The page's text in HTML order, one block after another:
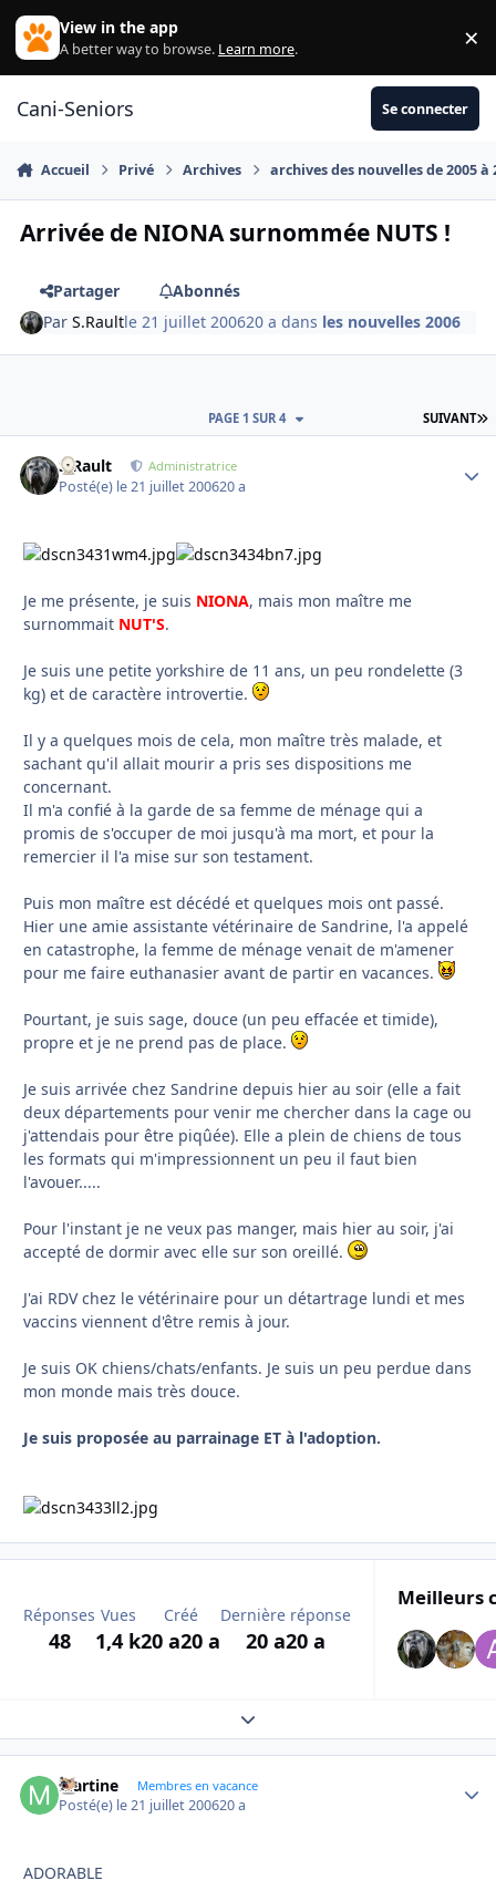
Aller au contenu
View in the app
A better way to browse. Learn more. ×
Cani-Seniors Se connecter
Accueil Privé Archives archives des nouvelles de 2005 à
Arrivée de NIONA surnommée NUTS !
Partager
Abonnés
ParS.Raultle 21 juillet 200620 a dans les nouvelles 2006
SUIVANT
PAGE 1 SUR 4
S.Rault Administratrice
Posté(e) le 21 juillet 200620 a
Je me présente, je suis NIONA, mais mon maître me
surnommait NUT'S.
Je suis une petite yorkshire de 11 ans, un peu rondelette (3
kg) et de caractère introvertie.
Il y a quelques mois de cela, mon maître très malade, et
sachant qu'il allait mourir a pris ses dispositions me
concernant.
Il m'a confié à la garde de sa femme de ménage qui a
promis de s'occuper de moi jusqu'à ma mort, et pour la
remercier il l'a mise sur son testament.
Puis mon maître est décédé et quelques mois ont passé.
Hier une amie assistante vétérinaire de Sandrine, l'a appelé
en catastrophe, la femme de ménage venait de m'amener
pour me faire euthanasier avant de partir en vacances.
Pourtant, je suis sage, douce (un peu effacée et timide),
propre et je ne prend pas de place.
Je suis arrivée chez Sandrine depuis hier au soir (elle a fait
deux départements pour venir me chercher dans la cage ou
j'attendais pour être piqûée). Elle a plein de chiens de tous
les formats qui m'impressionnent un peu il faut bien
l'avouer.....
Pour l'instant je ne veux pas manger, mais hier au soir, j'ai
accepté de dormir avec elle sur son oreillé.
J'ai RDV chez le vétérinaire pour un détartrage lundi et mes
vaccins viennent d'être remis à jour.
Je suis OK chiens/chats/enfants. Je suis un peu perdue dans
mon monde mais très douce.
Je suis proposée au parrainage ET à l'adoption.
Réponses
48
Vues
1,4 k
Créé
20 a20 a
Dernière réponse
20 a20 a
Meilleurs
Expand topic overview
Martine Membres en vacance
Posté(e) le 21 juillet 200620 a
ADORABLE